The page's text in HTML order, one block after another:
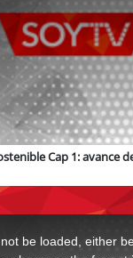
Cap 1: avance
be loaded, either